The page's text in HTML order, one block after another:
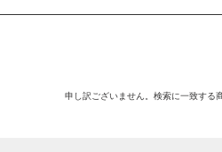
申し訳ございません。検索に一致する